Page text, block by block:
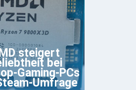
steigert
bei
Gaming-PCs
Umfrage